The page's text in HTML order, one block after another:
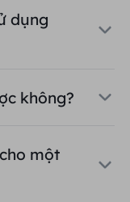
dụng
không?
một